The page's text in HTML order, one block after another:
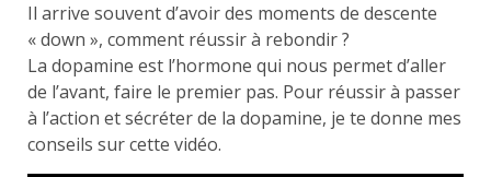
Il arrive souvent d’avoir des moments de descente
« down », comment réussir à rebondir ?
La dopamine est l’hormone qui nous permet d’aller
de l’avant, faire le premier pas. Pour réussir à passer
à l’action et sécréter de la dopamine, je te donne mes
conseils sur cette vidéo.